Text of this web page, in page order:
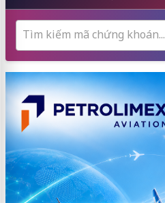
Tìm kiếm mã chứng khoán...